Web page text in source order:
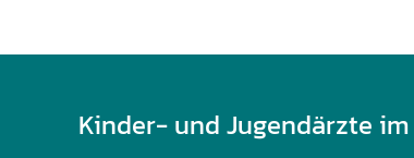
Kinder- und Jugendärzte